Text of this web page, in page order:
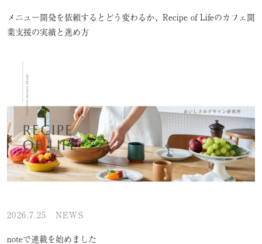
メニュー開発を依頼するとどう変わるか、Recipe of Lifeのカフェ開
業支援の実績と進め方
2026.7.25 NEWS
noteで連載を始めました